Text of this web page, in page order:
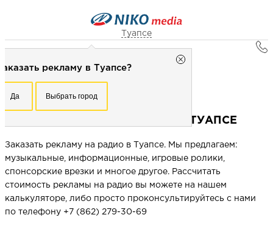
Туапсе
рекламу в Туапсе?
Да Выбрать город
Туапсе
Заказать рекламу в Туапсе?
Перезвоните мне
Выберите свой город
Реклама в городах
РЕКЛАМА НА РАДИО "ДАЧА" В ТУАПСЕ
Заказать рекламу на радио в Туапсе. Мы предлагаем:
музыкальные, информационные, игровые ролики,
спонсорские врезки и многое другое. Рассчитать
стоимость рекламы на радио вы можете на нашем
калькуляторе, либо просто проконсультируйтесь с нами
по телефону +7 ( 862) 279-30-69